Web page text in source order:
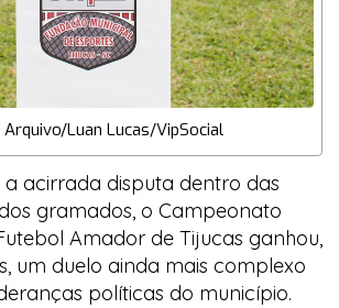
Luan Lucas/VipSocial
a acirrada disputa dentro das
gramados, o Campeonato
Amador de Tijucas ganhou,
um duelo ainda mais complexo
políticas do município.